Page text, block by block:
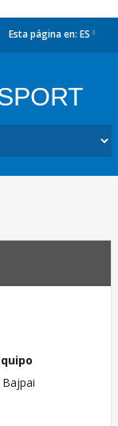
Esta página en: ES
Bajpai